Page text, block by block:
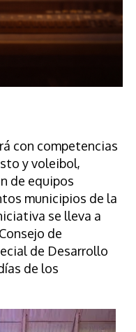
con competencias
y voleibol,
de equipos
municipios de la
se lleva a
de
de Desarrollo
de los